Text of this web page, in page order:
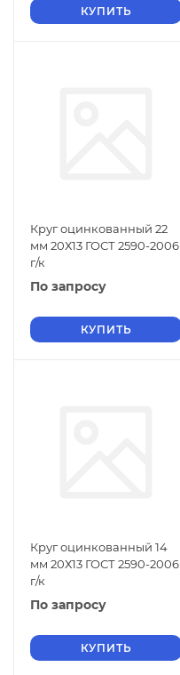
КУПИТЬ
Круг оцинкованный 22
мм 20Х13 ГОСТ 2590-2006
г/к
По запросу
КУПИТЬ
Круг оцинкованный 14
мм 20Х13 ГОСТ 2590-2006
г/к
По запросу
КУПИТЬ